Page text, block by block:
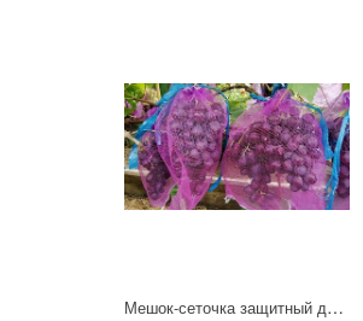
Мешок-сеточка защитный для виноградных кисточек